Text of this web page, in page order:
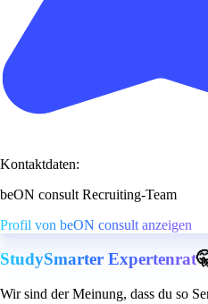
Kontaktdaten:
beON consult Recruiting-Team
Profil von beON consult anzeigen
StudySmarter Expertenrat
Wir sind der Meinung, dass du so